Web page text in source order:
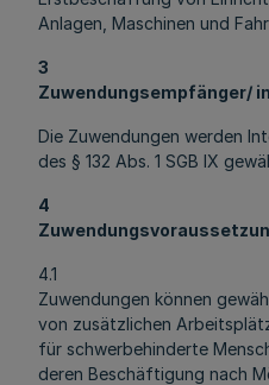
Anlagen, Maschinen und
3
Zuwendungsempfänger/ in
Die Zuwendungen werden
des § 132 Abs. 1 SGB IX
4
4.1
Zuwendungen können
von zusätzlichen
für schwerbehinderte
deren Beschäftigung nach